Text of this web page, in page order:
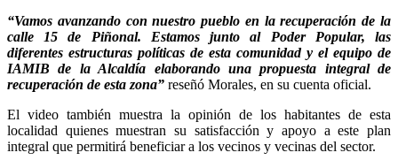
“Vamos avanzando con nuestro pueblo en la recuperación de la
calle 15 de Piñonal. Estamos junto al Poder Popular, las
diferentes estructuras políticas de esta comunidad y el equipo de
IAMIB de la Alcaldía elaborando una propuesta integral de
recuperación de esta zona” reseñó Morales, en su cuenta oficial.
El video también muestra la opinión de los habitantes de esta
localidad quienes muestran su satisfacción y apoyo a este plan
integral que permitirá beneficiar a los vecinos y vecinas del sector.